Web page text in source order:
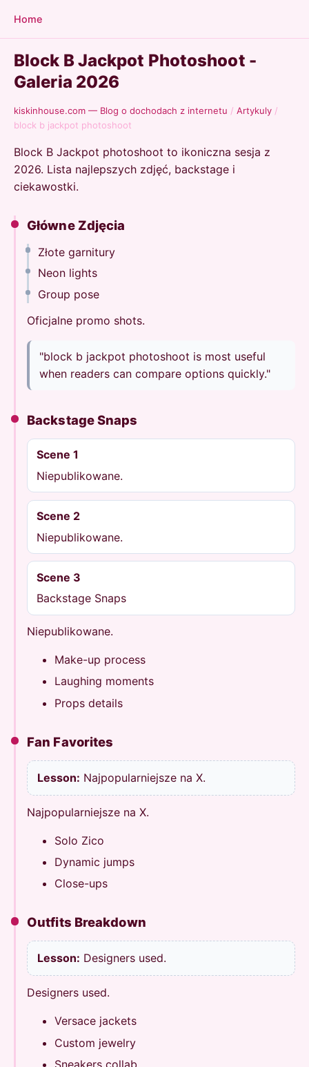
Home
Block B Jackpot Photoshoot -
Galeria 2026
kiskinhouse.com — Blog o dochodach z internetu / Artykuly /
block b jackpot photoshoot
Block B Jackpot photoshoot to ikoniczna sesja z
2026. Lista najlepszych zdjęć, backstage i
ciekawostki.
Główne Zdjęcia
Złote garnitury
Neon lights
Group pose
Oficjalne promo shots.
"block b jackpot photoshoot is most useful
when readers can compare options quickly."
Backstage Snaps
Scene 1
Niepublikowane.
Scene 2
Niepublikowane.
Scene 3
Backstage Snaps
Niepublikowane.
Make-up process
Laughing moments
Props details
Fan Favorites
Lesson: Najpopularniejsze na X.
Najpopularniejsze na X.
Solo Zico
Dynamic jumps
Close-ups
Outfits Breakdown
Lesson: Designers used.
Designers used.
Versace jackets
Custom jewelry
Sneakers collab